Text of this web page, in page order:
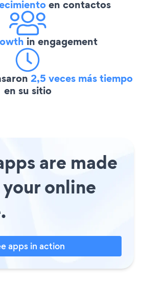
en contactos
in engagement
2,5 veces más tiempo
en su sitio
are made
online
apps in action